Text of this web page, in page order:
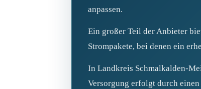
anpassen.
Ein großer Teil der Anbieter
Strompakete, bei denen ein
In Landkreis Schmalkalden-
Versorgung erfolgt durch